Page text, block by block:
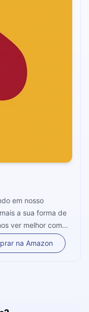
em nosso
a sua forma de
ver melhor como
e como
de forma, sem
na Amazon